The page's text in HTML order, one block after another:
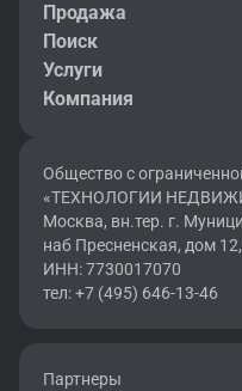
Продажа
Поиск
Услуги
Компания
Общество с
«ТЕХНОЛОГИИ
Москва, вн.тер. г.
наб Пресненская, дом
ИНН: 7730017070
тел: +7 (495) 646-13-46
Партнеры